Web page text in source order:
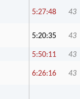
5:27:48 43
5:20:35 43
5:50:11 43
6:26:16 43